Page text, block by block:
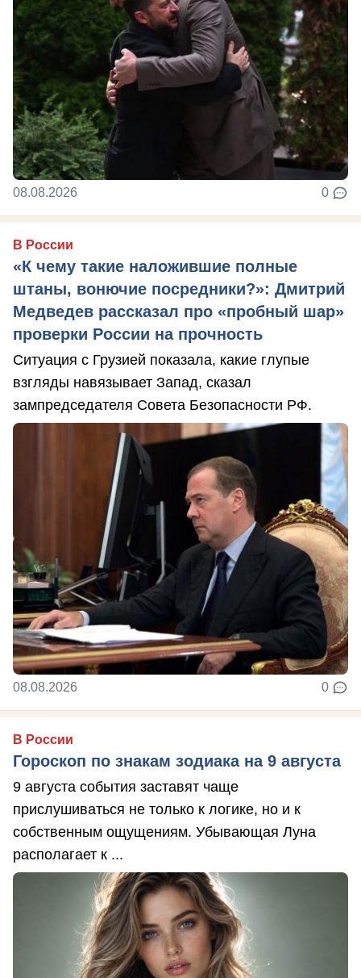
08.08.2026 0
В России
«К чему такие наложившие полные
штаны, вонючие посредники?»: Дмитрий
Медведев рассказал про «пробный шар»
проверки России на прочность
Ситуация с Грузией показала, какие глупые
взгляды навязывает Запад, сказал
зампредседателя Совета Безопасности РФ.
08.08.2026 0
В России
Гороскоп по знакам зодиака на 9 августа
9 августа события заставят чаще
прислушиваться не только к логике, но и к
собственным ощущениям. Убывающая Луна
располагает к ...